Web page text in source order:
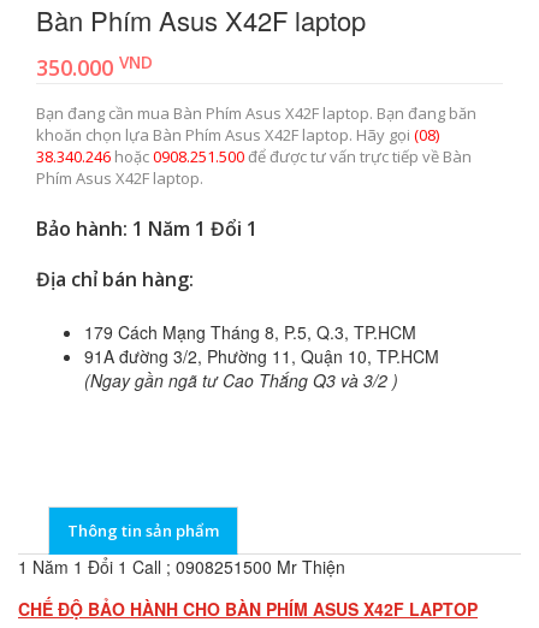
Bàn Phím Asus X42F laptop
350.000 VND
Bạn đang cần mua Bàn Phím Asus X42F laptop. Bạn đang băn
khoăn chọn lựa Bàn Phím Asus X42F laptop. Hãy gọi (08)
38.340.246 hoặc0908.251.500để được tư vấn trực tiếp về Bàn
Phím Asus X42F laptop.
Bảo hành: 1 Năm 1 Đổi 1
Địa chỉ bán hàng:
179 Cách Mạng Tháng 8, P.5, Q.3, TP.HCM
91A đường 3/2, Phường 11, Quận 10, TP.HCM
(Ngay gần ngã tư Cao Thắng Q3 và 3/2 )
Thông tin sản phẩm
1 Năm 1 Đổi 1 Call ; 0908251500 Mr Thiện
CHẾ ĐỘ BẢO HÀNH CHO BÀN PHÍM ASUS X42F LAPTOP